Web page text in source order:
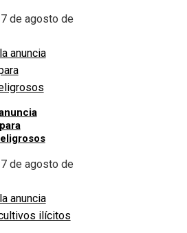
7 de agosto de
7 de agosto de